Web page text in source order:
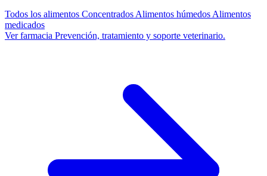
Todos los alimentos Concentrados Alimentos húmedos Alimentos
medicados
Ver farmacia Prevención, tratamiento y soporte veterinario.